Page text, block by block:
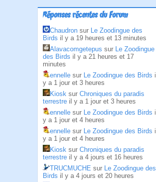
Réponses récentes du Forum
Chaudron sur Le Zoodingue des
Birds il y a 19 heures et 13 minutes
Alavacomgetepus sur Le Zoodingue
des Birds il y a 21 heures et 17
minutes
ennelle sur Le Zoodingue des Birds il
y a 1 jour et 3 heures
Kiosk sur Chroniques du paradis
terrestre il y a 1 jour et 3 heures
ennelle sur Le Zoodingue des Birds il
y a 1 jour et 4 heures
ennelle sur Le Zoodingue des Birds il
y a 1 jour et 4 heures
Kiosk sur Chroniques du paradis
terrestre il y a 4 jours et 16 heures
TRUCMUCHE sur Le Zoodingue des
Birds il y a 4 jours et 20 heures